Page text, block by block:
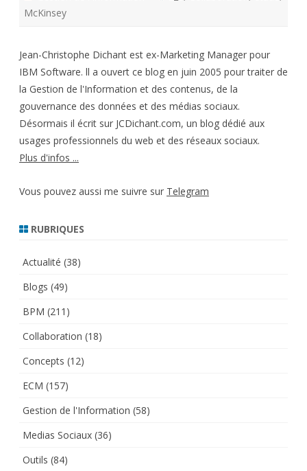
McKinsey
Jean-Christophe Dichant est ex-Marketing Manager pour
IBM Software. ll a ouvert ce blog en juin 2005 pour traiter de
la Gestion de l'Information et des contenus, de la
gouvernance des données et des médias sociaux.
Désormais il écrit sur JCDichant.com, un blog dédié aux
usages professionnels du web et des réseaux sociaux.
Plus d'infos ...
Vous pouvez aussi me suivre sur Telegram
RUBRIQUES
Actualité (38)
Blogs (49)
BPM (211)
Collaboration (18)
Concepts (12)
ECM (157)
Gestion de l'Information (58)
Medias Sociaux (36)
Outils (84)